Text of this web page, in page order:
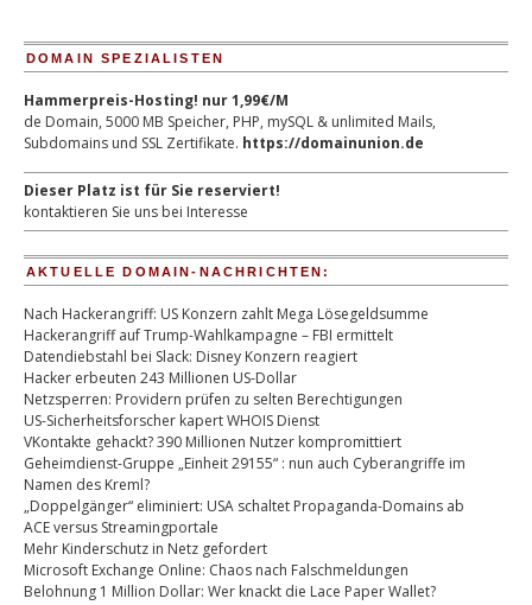
DOMAIN SPEZIALISTEN
Hammerpreis-Hosting! nur 1,99€/M
de Domain, 5000 MB Speicher, PHP, mySQL & unlimited Mails,
Subdomains und SSL Zertifikate. https://domainunion.de
Dieser Platz ist für Sie reserviert!
kontaktieren Sie uns bei Interesse
AKTUELLE DOMAIN-NACHRICHTEN:
Nach Hackerangriff: US Konzern zahlt Mega Lösegeldsumme
Hackerangriff auf Trump-Wahlkampagne – FBI ermittelt
Datendiebstahl bei Slack: Disney Konzern reagiert
Hacker erbeuten 243 Millionen US-Dollar
Netzsperren: Providern prüfen zu selten Berechtigungen
US-Sicherheitsforscher kapert WHOIS Dienst
VKontakte gehackt? 390 Millionen Nutzer kompromittiert
Geheimdienst-Gruppe „Einheit 29155“ : nun auch Cyberangriffe im
Namen des Kreml?
„Doppelgänger“ eliminiert: USA schaltet Propaganda-Domains ab
ACE versus Streamingportale
Mehr Kinderschutz in Netz gefordert
Microsoft Exchange Online: Chaos nach Falschmeldungen
Belohnung 1 Million Dollar: Wer knackt die Lace Paper Wallet?